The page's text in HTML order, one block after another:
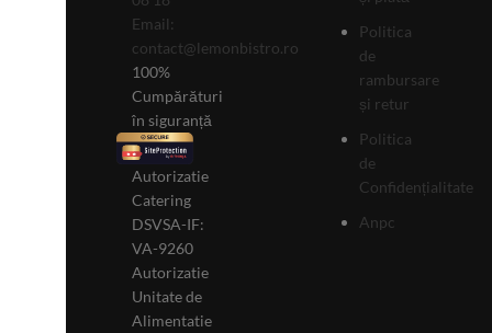
Email:
contact@lemonbistro.ro
100%
Cumpărături
în siguranță
Autorizatie
Catering
DSVSA-IF:
VA-9260
Autorizatie
Unitate de
Alimentatie
Politica
de
rambursare
și retur
Politica
de
Confidențialitate
Anpc